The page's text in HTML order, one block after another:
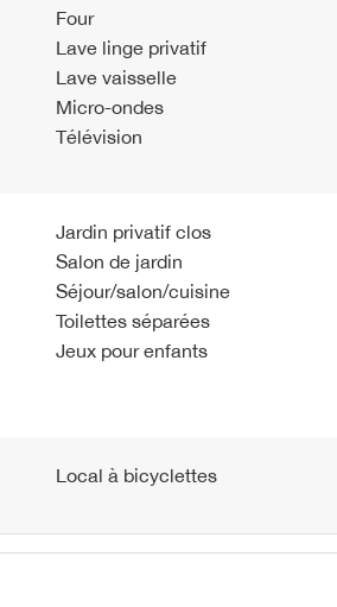
Four
Lave linge privatif
Lave vaisselle
Micro-ondes
Télévision
Jardin privatif clos
Salon de jardin
Séjour/salon/cuisine
Toilettes séparées
Jeux pour enfants
Local à bicyclettes